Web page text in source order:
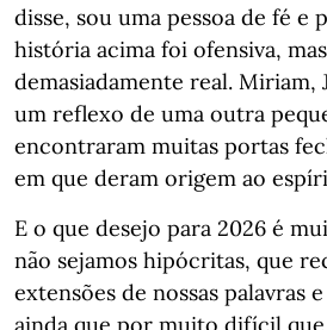
disse, sou uma pessoa de fé e
história acima foi ofensiva,
demasiadamente real. Miriam,
um reflexo de uma outra
encontraram muitas portas
em que deram origem ao
E o que desejo para 2026 é
não sejamos hipócritas, que
extensões de nossas palavras